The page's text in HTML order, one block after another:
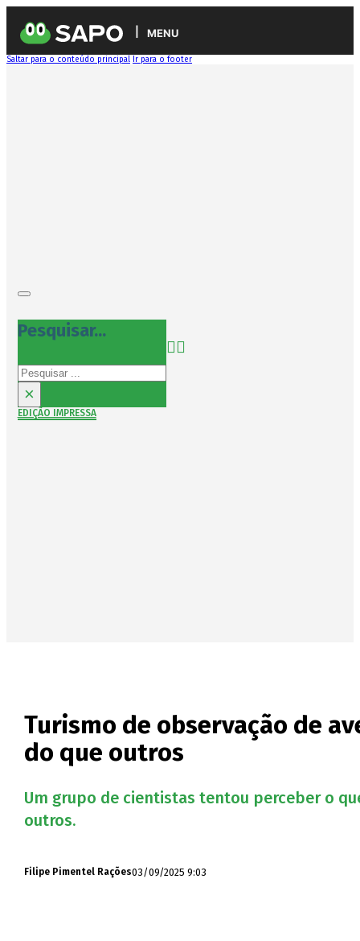
MENU
Saltar para o conteúdo principal Ir para o footer
Pesquisar...
Pesquisar
×
EDIÇÃO IMPRESSA
Turismo de observação de
do que outros
Um grupo de cientistas tentou perceber o
outros.
Filipe Pimentel Rações03/09/2025 9:03